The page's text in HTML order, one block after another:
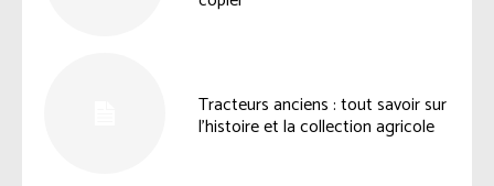
Tracteurs anciens : tout savoir sur
l’histoire et la collection agricole